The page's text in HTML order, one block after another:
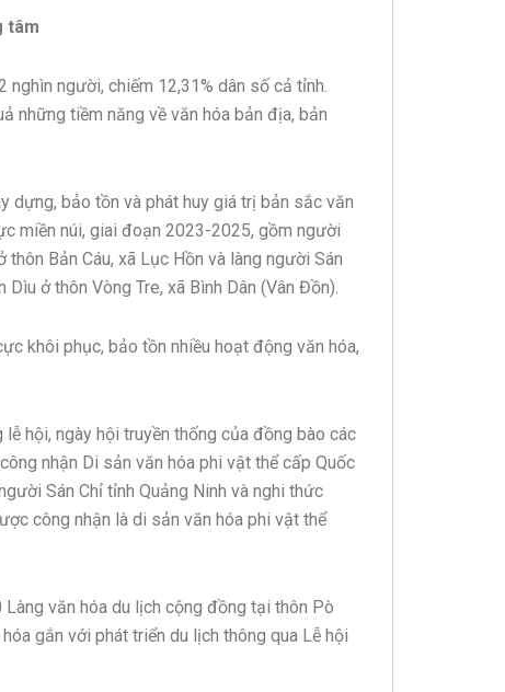
tâm
người, chiếm 12,31% dân số cả tỉnh.
những tiềm năng về văn hóa bản địa, bản
dựng, bảo tồn và phát huy giá trị bản sắc văn
miền núi, giai đoạn 2023-2025, gồm người
Bản Cáu, xã Lục Hồn và làng người Sán
ở thôn Vòng Tre, xã Bình Dân (Vân Đồn).
khôi phục, bảo tồn nhiều hoạt động văn hóa,
hội, ngày hội truyền thống của đồng bào các
nhận Di sản văn hóa phi vật thể cấp Quốc
Sán Chỉ tỉnh Quảng Ninh và nghi thức
công nhận là di sản văn hóa phi vật thể
văn hóa du lịch cộng đồng tại thôn Pò
gắn với phát triển du lịch thông qua Lễ hội